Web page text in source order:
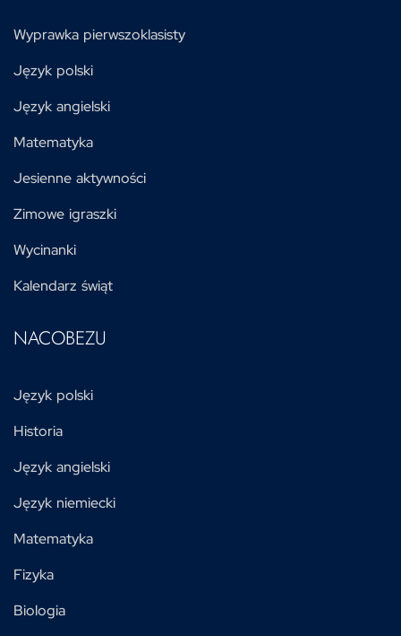
Wyprawka pierwszoklasisty
Język polski
Język angielski
Matematyka
Jesienne aktywności
Zimowe igraszki
Wycinanki
Kalendarz świąt
NACOBEZU
Język polski
Historia
Język angielski
Język niemiecki
Matematyka
Fizyka
Biologia